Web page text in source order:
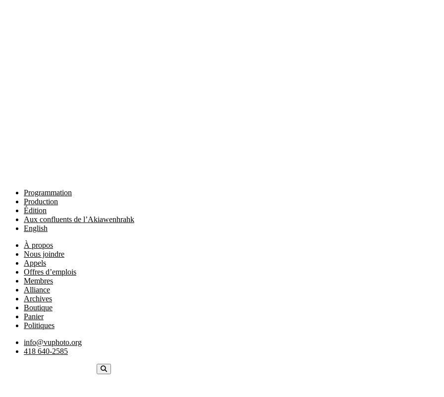
Programmation
Production
Édition
Aux confluents de l’Akiawenhrahk
English
À propos
Nous joindre
Appels
Offres d’emplois
Membres
Alliance
Archives
Boutique
Panier
Politiques
info@vuphoto.org
418 640-2585